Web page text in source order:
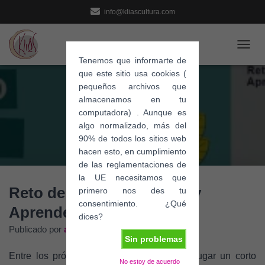
Tenemos que informarte de
que este sitio usa cookies (
pequeños archivos que
almacenamos en tu
computadora) . Aunque es
algo normalizado, más del
90% de todos los sitios web
hacen esto, en cumplimiento
de las reglamentaciones de
la UE necesitamos que
primero nos des tu
consentimiento. ¿Qué
dices?
Sin problemas
No estoy de acuerdo
info@kliascultura.com
A
B
O
A
Reto de 3 días: Estudia – y
Aprende +
Publicado por admin 22 marzo, 2021
Entre los próximos 6 y 8 de abril tendrá lugar un corto